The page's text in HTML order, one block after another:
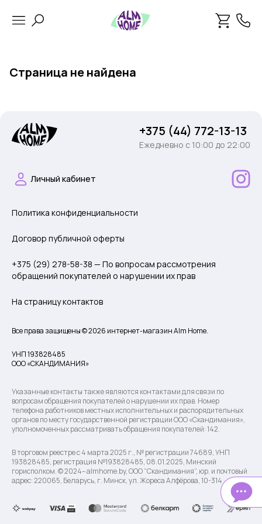
Страница не найдена
+375 (44) 772-13-13
Ежедневно c 10:00 до 22:00
Личный кабинет
Политика конфиденциальности
Договор публичной оферты
+375 (29) 278-58-38 — По вопросам рассмотрения
обращений покупателей о нарушении их прав
На страницу контактов
Все права защищены © 2026 интернет-магазин Alm Home.
УНП 193828485
ООО «СКАНДИМАНИЯ»
Указанные контакты также являются контактами для связи по
вопросам обращения покупателей о нарушении их прав. Номер
телефона работников местных исполнительных и распорядительных
органов по месту государственной регистрации ООО «Скандимания»,
уполномоченных рассматривать обращения покупателей: 142.
В торговом реестре с 4 марта 2025 г., № регистрации 74689, УНП
193828485, регистрация №193828485, 08.01.2025, Минский
горисполком. © 2024– almhome.by, ООО “Скандимания”, юр. и почтовый
адрес: 220065, Беларусь, г. Минск, ул. Жореса Алфёрова, 10-314